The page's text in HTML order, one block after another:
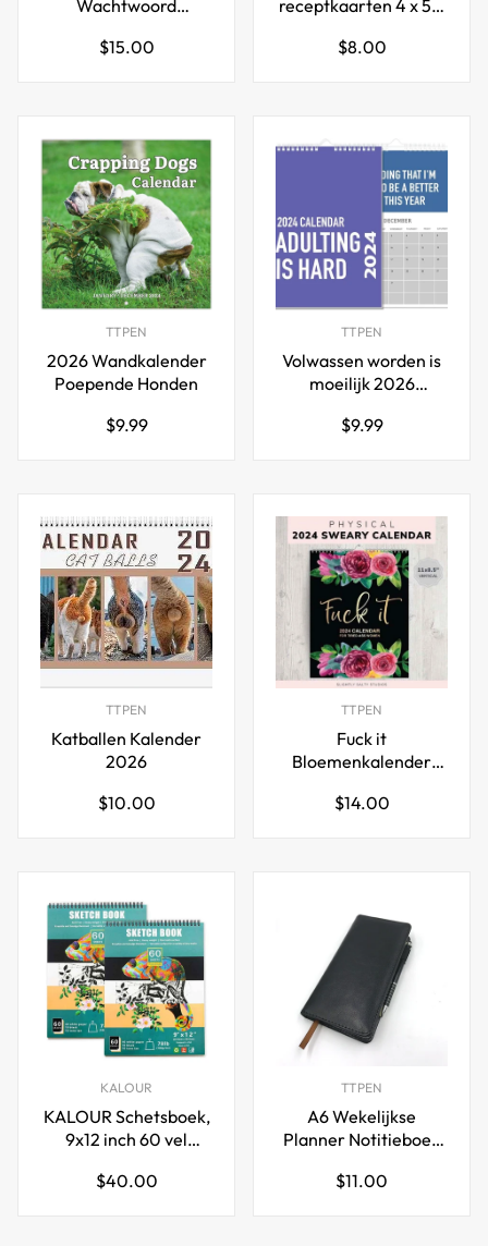
Wachtwoord
Sculptuur
Normale
$15.00
receptkaarten 4 x 5,5
Normale
$8.00
TTPEN
2026 Wandkalender
Poepende Honden
Normale
$9.99
TTPEN
Volwassen worden is
moeilijk 2026
Normale
$9.99
TTPEN
Katballen Kalender
2026
Normale
$10.00
TTPEN
Fuck it
Bloemenkalender
2026 voor Vermoeide
Normale
$14.00
KALOUR
KALOUR Schetsboek,
9x12 inch 60 vel
78lb/100gsm (2 stuks)
Normale
$40.00
TTPEN
A6 Wekelijkse
Planner Notitieboek
PU leren omslag, 100
Normale
$11.00